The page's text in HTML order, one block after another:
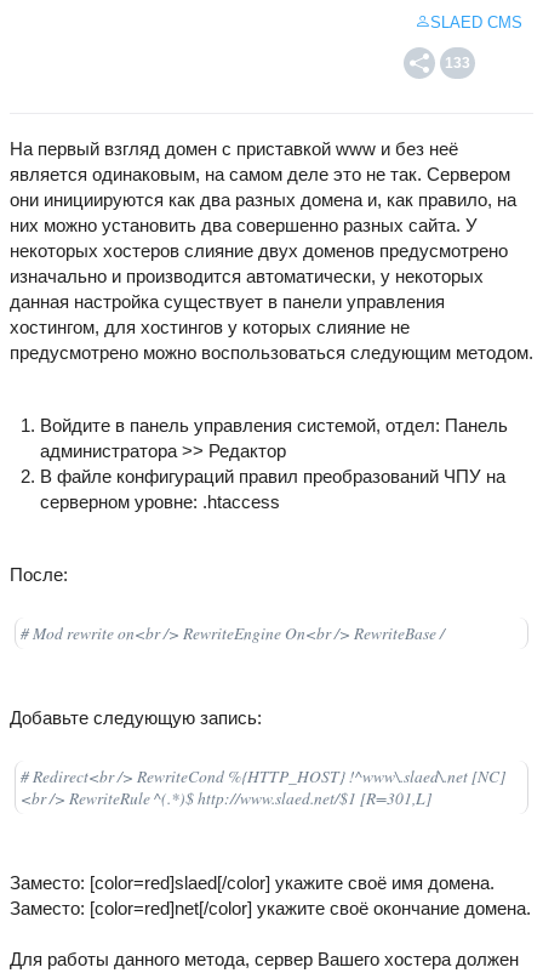
SLAED CMS
133
На первый взгляд домен с приставкой www и без неё
является одинаковым, на самом деле это не так. Сервером
они инициируются как два разных домена и, как правило, на
них можно установить два совершенно разных сайта. У
некоторых хостеров слияние двух доменов предусмотрено
изначально и производится автоматически, у некоторых
данная настройка существует в панели управления
хостингом, для хостингов у которых слияние не
предусмотрено можно воспользоваться следующим методом.
Войдите в панель управления системой, отдел: Панель
администратора >> Редактор
В файле конфигураций правил преобразований ЧПУ на
серверном уровне: .htaccess
После:
# Mod rewrite on<br /> RewriteEngine On<br /> RewriteBase /
Добавьте следующую запись:
# Redirect<br /> RewriteCond %{HTTP_HOST} !^www\.slaed\.net [NC]
<br /> RewriteRule ^(.*)$ http://www.slaed.net/$1 [R=301,L]
Заместо: [color=red]slaed[/color] укажите своё имя домена.
Заместо: [color=red]net[/color] укажите своё окончание домена.
Для работы данного метода, сервер Вашего хостера должен